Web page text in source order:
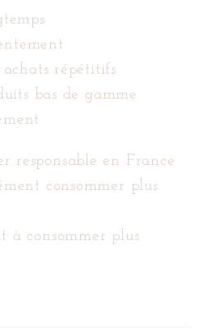
répétitifs
bas de gamme
responsable en France
consommer plus
à consommer plus